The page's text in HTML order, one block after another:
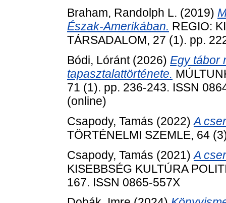
Braham, Randolph L. (2019)
Észak-Amerikában. REGIO:
TÁRSADALOM, 27 (1). pp.
Bódi, Lóránt(2026) Egy tábor
tapasztalattörténete.
71 (1). pp. 236-243. ISSN
(online)
Csapody, Tamás (2022)A
TÖRTÉNELMI SZEMLE, 64
Csapody, Tamás (2021)A
KISEBBSÉG KULTÚRA
167. ISSN 0865-557X